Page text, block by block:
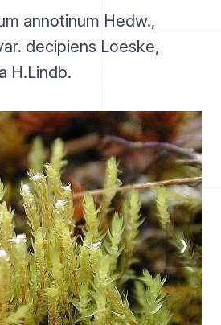
annotinum Hedw.,
decipiens Loeske,
H.Lindb.
❯